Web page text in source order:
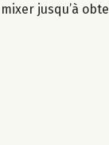
jusqu’à